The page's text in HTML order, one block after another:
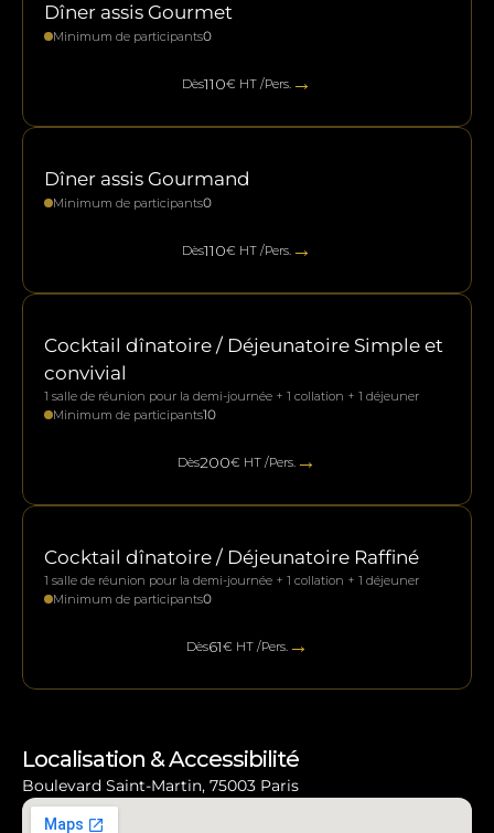
Dîner assis Gourmet
Minimum de participants0
Dès110€ HT /Pers. →
Dîner assis Gourmand
Minimum de participants0
Dès110€ HT /Pers. →
Cocktail dînatoire / Déjeunatoire Simple et
convivial
1 salle de réunion pour la demi-journée + 1 collation + 1 déjeuner
Minimum de participants10
Dès200€ HT /Pers. →
Cocktail dînatoire / Déjeunatoire Raffiné
1 salle de réunion pour la demi-journée + 1 collation + 1 déjeuner
Minimum de participants0
Dès61€ HT /Pers.→
Localisation & Accessibilité
Boulevard Saint-Martin, 75003 Paris